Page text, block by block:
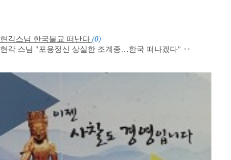
현각스님 한국불교 떠난다 (0)
현각 스님 "포용정신 상실한 조계종…한국 떠나겠다" ‥